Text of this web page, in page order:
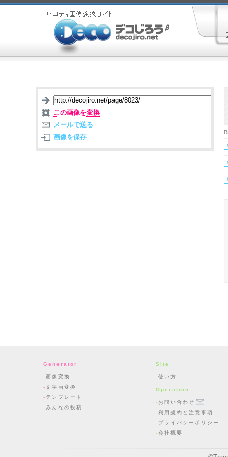
この画像を変換
メールで送る
画像を保存
Generator
画像変換
文字画変換
テンプレート
みんなの投稿
Site
使い方
Operation
お問い合わせ
利用規約と注意事項
プライバシーポリシー
会社概要